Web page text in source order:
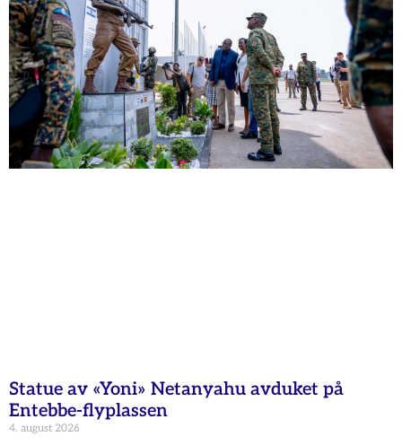
Statue av «Yoni» Netanyahu avduket på
Entebbe-flyplassen
4. august 2026